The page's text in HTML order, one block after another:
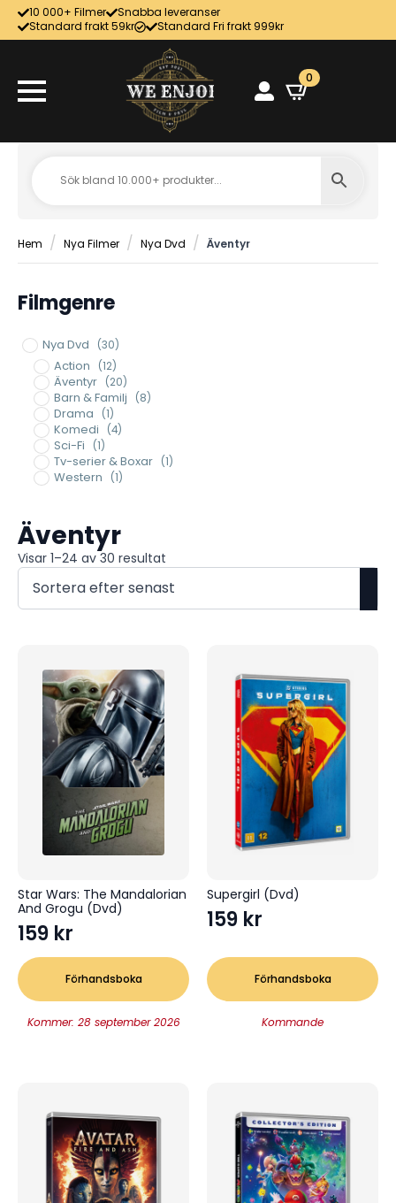
10 000+ Filmer
Snabba leveranser
Standard frakt 59kr
Standard Fri frakt 999kr
0
Hem Nya Filmer Nya Dvd Äventyr
Filmgenre
Nya Dvd (30)
Action (12)
Äventyr (20)
Barn & Familj (8)
Drama (1)
Komedi (4)
Sci-Fi (1)
Tv-serier & Boxar (1)
Western (1)
Äventyr
Visar 1–24 av 30 resultat
efter
senaste
Star Wars: The Mandalorian
And Grogu (Dvd)
159 kr
Förhandsboka
Kommer: 28 september 2026
Supergirl (Dvd)
159 kr
Förhandsboka
Kommande